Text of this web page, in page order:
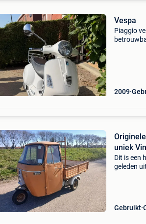
Vespa
Piaggio
2009
uniek
Dit is een
geleden
Gebruikt